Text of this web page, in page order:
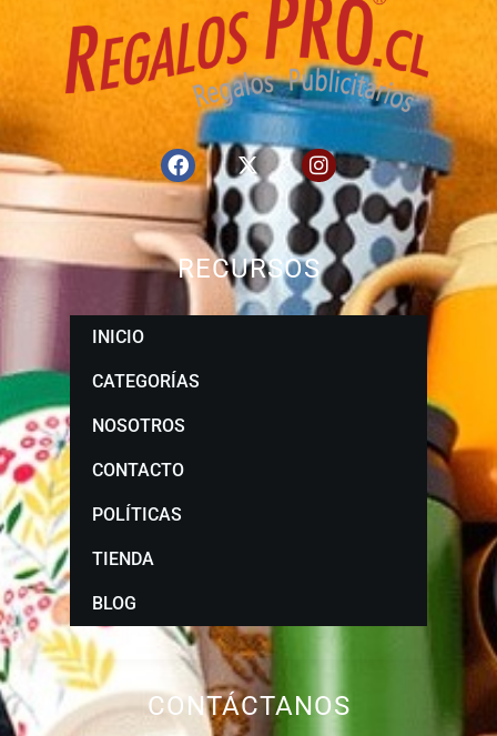
CONTÁCTANOS
RECURSOS
INICIO
CATEGORÍAS
NOSOTROS
CONTACTO
POLÍTICAS
TIENDA
BLOG